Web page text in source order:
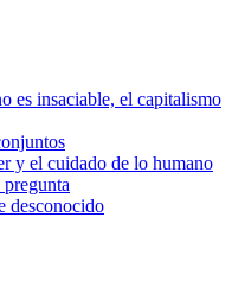
es insaciable, el capitalismo
y el cuidado de lo humano
desconocido